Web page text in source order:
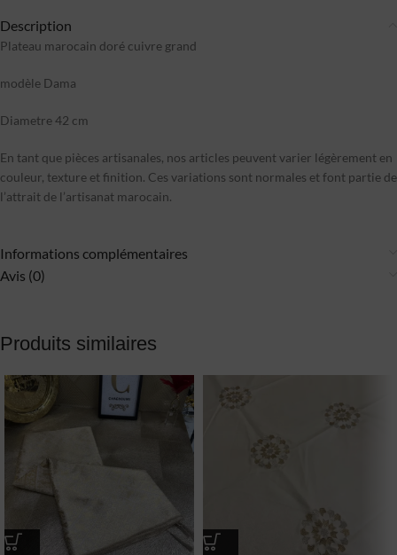
Description
Plateau marocain doré cuivre grand
modèle Dama
Diametre 42 cm
En tant que pièces artisanales, nos articles peuvent varier légèrement en
couleur, texture et finition. Ces variations sont normales et font partie de
l’attrait de l’artisanat marocain.
Informations complémentaires
Avis (0)
Produits similaires